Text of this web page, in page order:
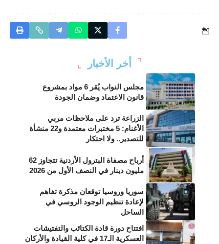
أخر الأخبار
مجلس النواب يُقر 6 مواد بمشروع
قانون الاعتماد وضمان الجودة
الزراعة ترد على ملاحظات مربي
الأغنام: 5 مختبرات معتمدة و22 منشأة
للتصدير.. ولا احتكار
أرباح مصفاة البترول الأردنية تتجاوز 62
مليون دينار في النصف الأول من 2026
سوريا وروسيا توقعان مذكرة تفاهم
لإعادة تنظيم الوجود الروسي في
الساحل
افتتاح دورة قادة الكتائب والتفتيشات
العسكرية الـ17 في كلية القيادة والأركان